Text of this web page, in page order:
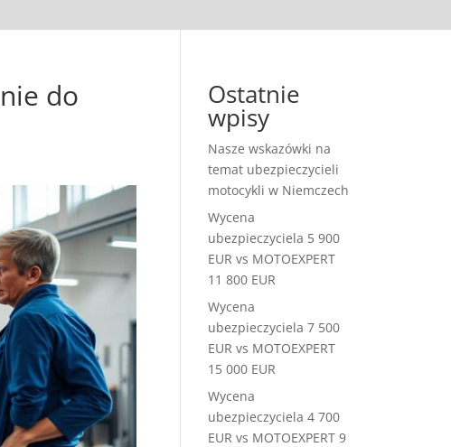
do Ostatnie
wpisy
Nasze wskazówki na
temat ubezpieczycieli
motocykli w Niemczech
Wycena
ubezpieczyciela 5 900
EUR vs MOTOEXPERT
11 800 EUR
Wycena
ubezpieczyciela 7 500
EUR vs MOTOEXPERT
15 000 EUR
Wycena
ubezpieczyciela 4 700
EUR vs MOTOEXPERT 9